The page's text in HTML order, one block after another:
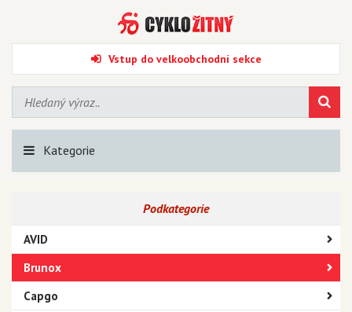
Vstup do velkoobchodní sekce
Kategorie
Podkategorie
AVID
Brunox
Capgo